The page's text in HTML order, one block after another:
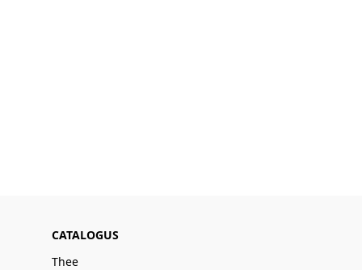
CATALOGUS
Thee